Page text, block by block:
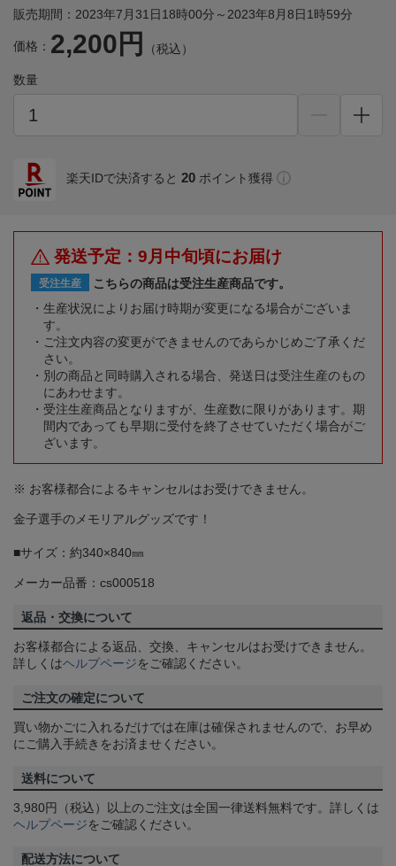
販売期間：2023年7月31日18時00分～2023年8月8日1時59分
価格： 2,200円 （税込）
数量
楽天IDで決済すると 20 ポイント獲得
発送予定：9月中旬頃にお届け
受注生産
こちらの商品は受注生産商品です。
生産状況によりお届け時期が変更になる場合がございま
す。
ご注文内容の変更ができませんのであらかじめご了承くだ
さい。
別の商品と同時購入される場合、発送日は受注生産のもの
にあわせます。
受注生産商品となりますが、生産数に限りがあります。期
間内であっても早期に受付を終了させていただく場合がご
ざいます。
※ お客様都合によるキャンセルはお受けできません。
金子選手のメモリアルグッズです！
■サイズ：約340×840㎜
メーカー品番：cs000518
返品・交換について
お客様都合による返品、交換、キャンセルはお受けできません。
詳しくはヘルプページをご確認ください。
ご注文の確定について
買い物かごに入れるだけでは在庫は確保されませんので、お早め
にご購入手続きをお済ませください。
送料について
3,980円（税込）以上のご注文は全国一律送料無料です。詳しくは
ヘルプページをご確認ください。
配送方法について